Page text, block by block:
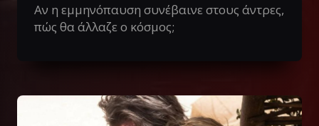
Αν η εμμηνόπαυση συνέβαινε στους άντρες,
πώς θα άλλαζε ο κόσμος;